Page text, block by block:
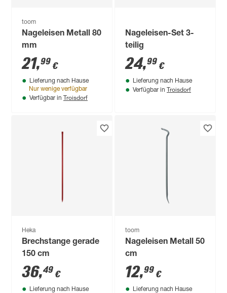
toom
Nageleisen Metall 80
mm
21,99 €
Lieferung nach Hause
Nur wenige verfügbar
Verfügbar in Troisdorf
Nageleisen-Set 3-
teilig
24,99 €
Lieferung nach Hause
Verfügbar in Troisdorf
Heka
Brechstange gerade
150 cm
36,49 €
Lieferung nach Hause
toom
Nageleisen Metall 50
cm
12,99 €
Lieferung nach Hause